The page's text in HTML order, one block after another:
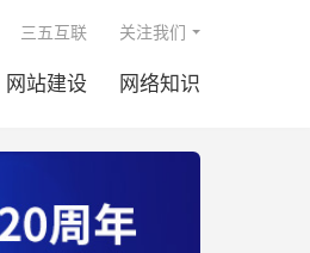
网站建设 网络知识
三五互联 关注我们